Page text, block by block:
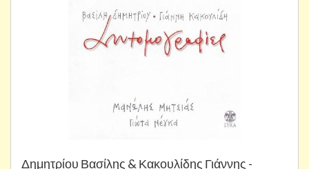
Δημητρίου Βασίλης & Κακουλίδης Γιάννης -